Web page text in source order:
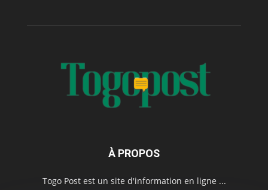
À PROPOS
Togo Post est un site d'information en ligne ...